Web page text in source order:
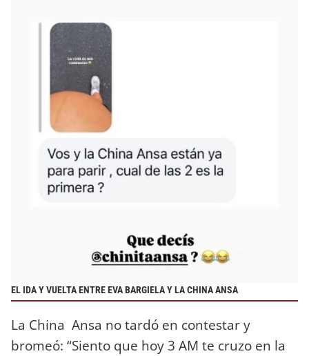
EL IDA Y VUELTA ENTRE EVA BARGIELA Y LA CHINA ANSA
La China Ansa no tardó en contestar y
bromeó: “Siento que hoy 3 AM te cruzo en la